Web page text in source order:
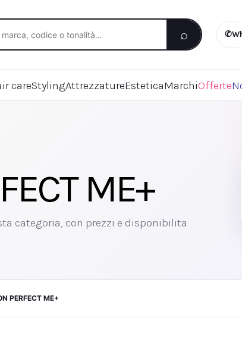
⌕ ✆
careStylingAttrezzatureEsteticaMarchiOfferte
ME+
categoria, con prezzi e disponibilita
PERFECT ME+